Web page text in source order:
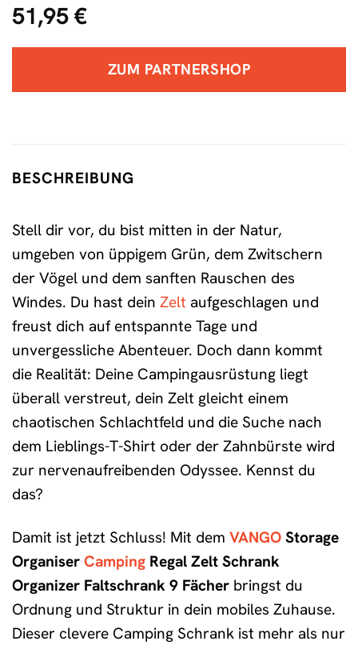
51,95€
ZUM PARTNERSHOP
BESCHREIBUNG
Stell dir vor, du bist mitten in der Natur,
umgeben von üppigem Grün, dem Zwitschern
der Vögel und dem sanften Rauschen des
Windes. Du hast dein Zelt aufgeschlagen und
freust dich auf entspannte Tage und
unvergessliche Abenteuer. Doch dann kommt
die Realität: Deine Campingausrüstung liegt
überall verstreut, dein Zelt gleicht einem
chaotischen Schlachtfeld und die Suche nach
dem Lieblings-T-Shirt oder der Zahnbürste wird
zur nervenaufreibenden Odyssee. Kennst du
das?
Damit ist jetzt Schluss! Mit dem VANGO Storage
Organiser Camping Regal Zelt Schrank
Organizer Faltschrank 9 Fächer bringst du
Ordnung und Struktur in dein mobiles Zuhause.
Dieser clevere Camping Schrank ist mehr als nur